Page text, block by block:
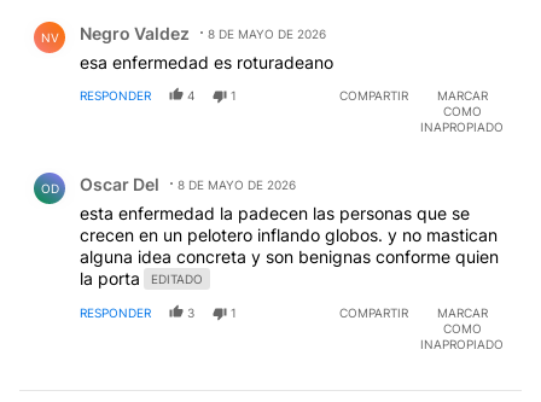
NV Negro Valdez 8 DE MAYO DE 2026
esa enfermedad es roturadeano
RESPONDER 4 1 COMPARTIR
MARCAR
COMO
INAPROPIADO
OD Oscar Del 8 DE MAYO DE 2026
esta enfermedad la padecen las personas que se
crecen en un pelotero inflando globos. y no mastican
alguna idea concreta y son benignas conforme quien
la porta
EDITADO
RESPONDER 3 1 COMPARTIR
MARCAR
COMO
INAPROPIADO